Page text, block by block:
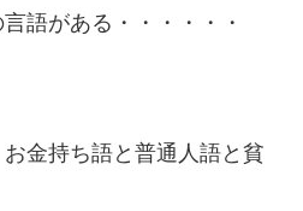
語がある・・・・・・
金持ち語と普通人語と貧